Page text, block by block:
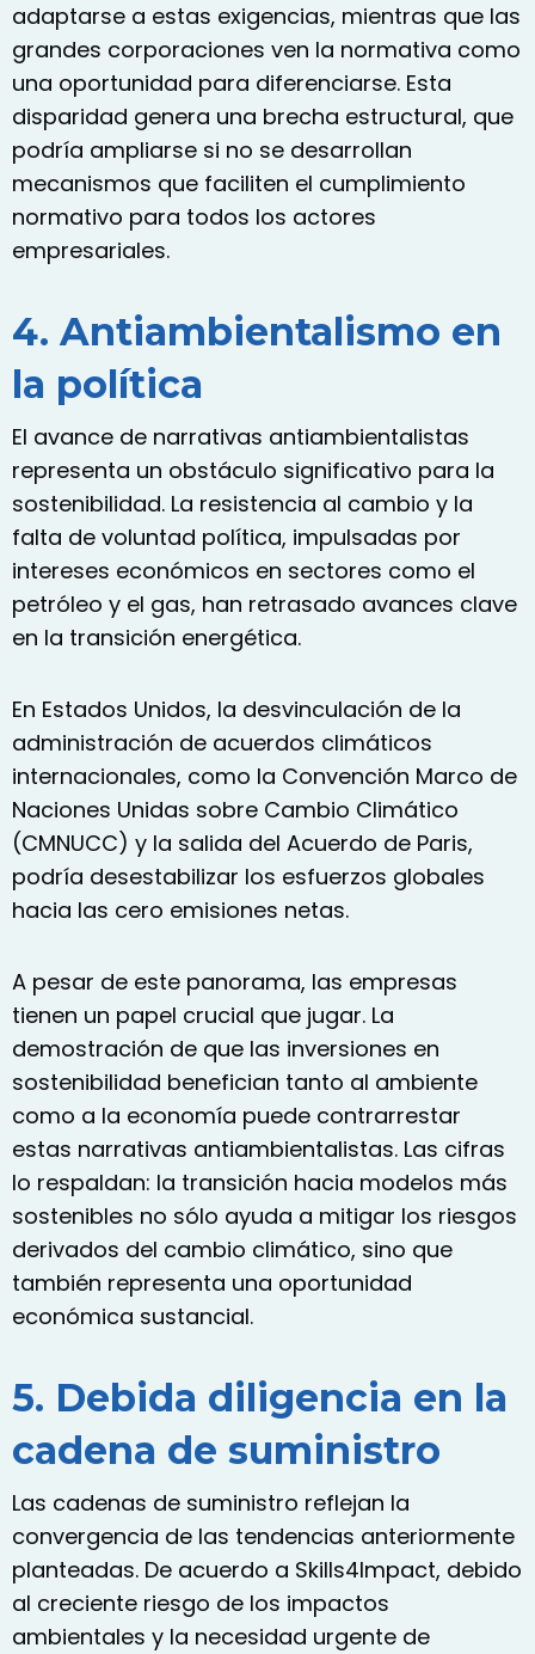
adaptarse a estas exigencias, mientras que las
grandes corporaciones ven la normativa como
una oportunidad para diferenciarse. Esta
disparidad genera una brecha estructural, que
podría ampliarse si no se desarrollan
mecanismos que faciliten el cumplimiento
normativo para todos los actores
empresariales.
4. Antiambientalismo en
la política
El avance de narrativas antiambientalistas
representa un obstáculo significativo para la
sostenibilidad. La resistencia al cambio y la
falta de voluntad política, impulsadas por
intereses económicos en sectores como el
petróleo y el gas, han retrasado avances clave
en la transición energética.
En Estados Unidos, la desvinculación de la
administración de acuerdos climáticos
internacionales, como la Convención Marco de
Naciones Unidas sobre Cambio Climático
(CMNUCC) y la salida del Acuerdo de Paris,
podría desestabilizar los esfuerzos globales
hacia las cero emisiones netas.
A pesar de este panorama, las empresas
tienen un papel crucial que jugar. La
demostración de que las inversiones en
sostenibilidad benefician tanto al ambiente
como a la economía puede contrarrestar
estas narrativas antiambientalistas. Las cifras
lo respaldan: la transición hacia modelos más
sostenibles no sólo ayuda a mitigar los riesgos
derivados del cambio climático, sino que
también representa una oportunidad
económica sustancial.
5. Debida diligencia en la
cadena de suministro
Las cadenas de suministro reflejan la
convergencia de las tendencias anteriormente
planteadas. De acuerdo a Skills4Impact, debido
al creciente riesgo de los impactos
ambientales y la necesidad urgente de